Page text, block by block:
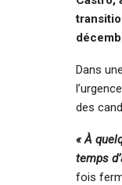
Dans
des
« À
temps
fois